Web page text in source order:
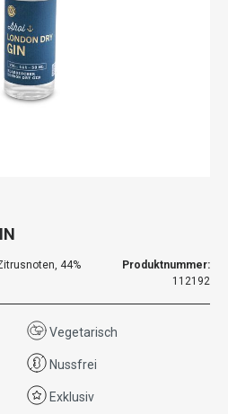
44%
Produktnummer:
112192
Vegetarisch
Nussfrei
Exklusiv